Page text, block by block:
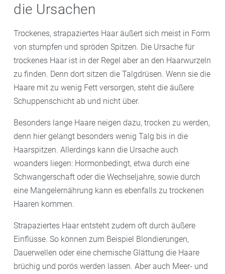
die Ursachen
Trockenes, strapaziertes Haar äußert sich meist in Form
von stumpfen und spröden Spitzen. Die Ursache für
trockenes Haar ist in der Regel aber an den Haarwurzeln
zu finden. Denn dort sitzen die Talgdrüsen. Wenn sie die
Haare mit zu wenig Fett versorgen, steht die äußere
Schuppenschicht ab und nicht über.
Besonders lange Haare neigen dazu, trocken zu werden,
denn hier gelangt besonders wenig Talg bis in die
Haarspitzen. Allerdings kann die Ursache auch
woanders liegen: Hormonbedingt, etwa durch eine
Schwangerschaft oder die Wechseljahre, sowie durch
eine Mangelernährung kann es ebenfalls zu trockenen
Haaren kommen.
Strapaziertes Haar entsteht zudem oft durch äußere
Einflüsse. So können zum Beispiel Blondierungen,
Dauerwellen oder eine chemische Glättung die Haare
brüchig und porös werden lassen. Aber auch Meer- und